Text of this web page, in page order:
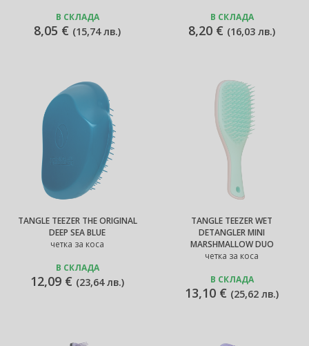
В СКЛАДА
8,05 € (15,74 лв.)
В СКЛАДА
8,20 € (16,03 лв.)
TANGLE TEEZER THE ORIGINAL
DEEP SEA BLUE
четка за коса
В СКЛАДА
12,09 € (23,64 лв.)
TANGLE TEEZER WET
DETANGLER MINI
MARSHMALLOW DUO
четка за коса
В СКЛАДА
13,10 € (25,62 лв.)